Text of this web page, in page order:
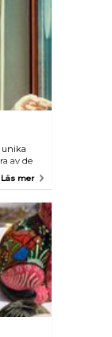
av de
äta på i
Läs mer